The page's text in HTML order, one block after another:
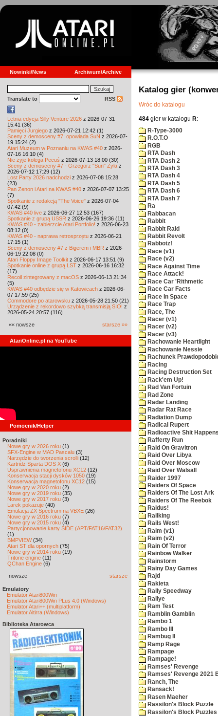
Nowinki/News Archiwum/Archive
Translate to RSS
Letnia edycja Silly Venture 2026 z 2026-07-31
15:41 (36)
Pamięci Jurgiego z 2026-07-21 12:42 (1)
Sceny z demosceny #7: opowiada SuN z 2026-07-
19 15:24 (2)
Atari Muzeum w Poznaniu na KWAS #40 z 2026-
07-16 16:10 (4)
Nie żyje kolega Pecuś z 2026-07-13 18:00 (30)
Sceny z demosceny #7 - Grzegorz "Sun" Żyła z
2026-07-12 17:29 (12)
Lost Party 2026 nadchodzi z 2026-07-08 15:28
(23)
Pan Zenon i Atari na KWAS #40 z 2026-07-07 13:25
(7)
Spotkanie z redakcją "The Voice" z 2026-07-04
07:42 (9)
KWAS #40 live z 2026-06-27 12:53 (167)
Spotkanie z grupą USSR z 2026-06-26 19:36 (11)
KWAS #40 - zabierzcie Atari Portfolio! z 2026-06-23
08:12 (0)
KWAS #40 - naprawa retrosprzętu z 2026-06-21
17:15 (1)
Sceny z demosceny #7 z Bigerem i MBR z 2026-
06-19 22:08 (0)
Atari Floppy Image Toolkit z 2026-06-17 13:51 (9)
Spotkanie online z grupą LST z 2026-06-16 16:32
(17)
Recoil zintegrowany z macOS z 2026-06-13 21:34
(5)
KWAS #40 odbędzie się w Katowicach z 2026-06-
07 17:59 (25)
Commodore po atarowsku z 2026-05-28 21:50 (21)
Urządzenie z rekordowo szybką transmisją SIO! z
2026-05-24 20:57 (116)
«« nowsze starsze »»
AtariOnline.pl na YouTube
Pomocnik/Helper
Poradniki
Nowe gry w 2026 roku (1)
SFX-Engine w MAD Pascalu (3)
Narzędzie do tworzenia scrolli (12)
Kartridż Sparta DOS X (6)
Usprawnienia magnetofonu XC12 (12)
Konserwacja stacji dysków 1050 (19)
Konserwacja magnetofonu XC12 (15)
Nowe gry w 2020 roku (2)
Nowe gry w 2019 roku (35)
Nowe gry w 2017 roku (3)
Larek pokazuje (40)
Emulacja ZX Spectrum na VBXE (26)
Nowe gry w 2016 roku (7)
Nowe gry w 2015 roku (4)
Partycjonowanie karty SIDE (APT/FAT16/FAT32)
(1)
BMPVIEW(34)
Atari ST dla opornych (75)
Nowe gry w 2014 roku (19)
Tritone engine (11)
QChan Engine (6)
nowsze starsze
Emulatory
Emulator Atari800Win
Emulator Atari800Win PLus 4.0 (Windows)
Emulator Atari++ (multiplatform)
Emulator Altirra (Windows)
Biblioteka Atarowca
Katalog gier
Wróc do katalogu
484 gier w katalogu R:
R-Type-3000
R.O.T.O
RGB
RTA Dash
RTA Dash 2
RTA Dash 3
RTA Dash 4
RTA Dash 5
RTA Dash 6
RTA Dash 7
Ra
Rabbacan
Rabbit
Rabbit Raid
Rabbit Revolt
Rabbotz!
Race (v1)
Race (v2)
Race Against Time
Race Attack!
Race Car 'Rithmetic
Race Car Facts
Race In Space
Race Trap
Race, The
Racer (v1)
Racer (v2)
Racer (v3)
Rachowanie Heartlight
Rachowanie Nessie
Rachunek
Racing
Racing Destruction Set
Rack'em Up!
Rad Van Fortuin
Rad Zone
Radar Landing
Radar Rat Race
Radiation Dump
Radical Rupert
Radioactive Shit
Rafferty Run
Raid On Gravitron
Raid Over Libya
Raid Over Moscow
Raid Over Walsall
Raider 1997
Raiders Of Space
Raiders Of The Lost Ark
Raiders Of The Reebok
Raidus!
Railking
Rails West!
Raim (v1)
Raim (v2)
Rain Of Terror
Rainbow Walker
Rainstorm
Rainy Day Games
Rajd
Rakieta
Rally Speedway
Rallye
Ram Test
Ramblin Gamblin
Rambo 1
Rambo III
Rambug II
Ramp Rage
Rampage
Rampage!
Ramses' Revenge
Ramses' Revenge 2021
Ranch, The
Ransack!
Rasen Maeher
Rassilon's Block Puzzle
Rassilon's Block Puzzles